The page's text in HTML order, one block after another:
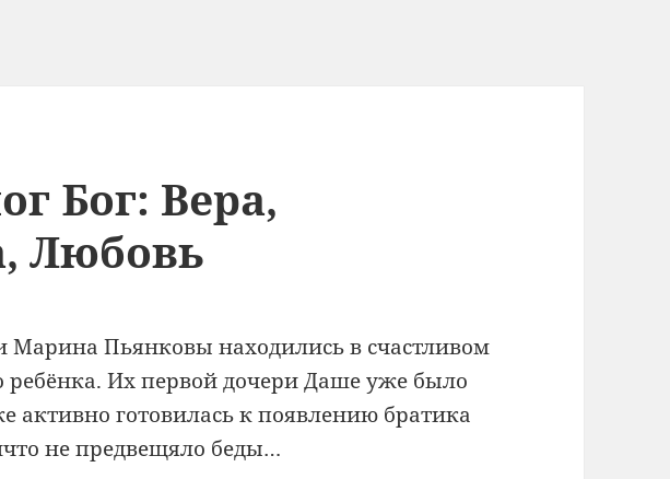
Бог: Вера,
Любовь
Марина Пьянковы находились в счастливом
ребёнка. Их первой дочери Даше уже было
активно готовилась к появлению братика
не предвещяло беды…